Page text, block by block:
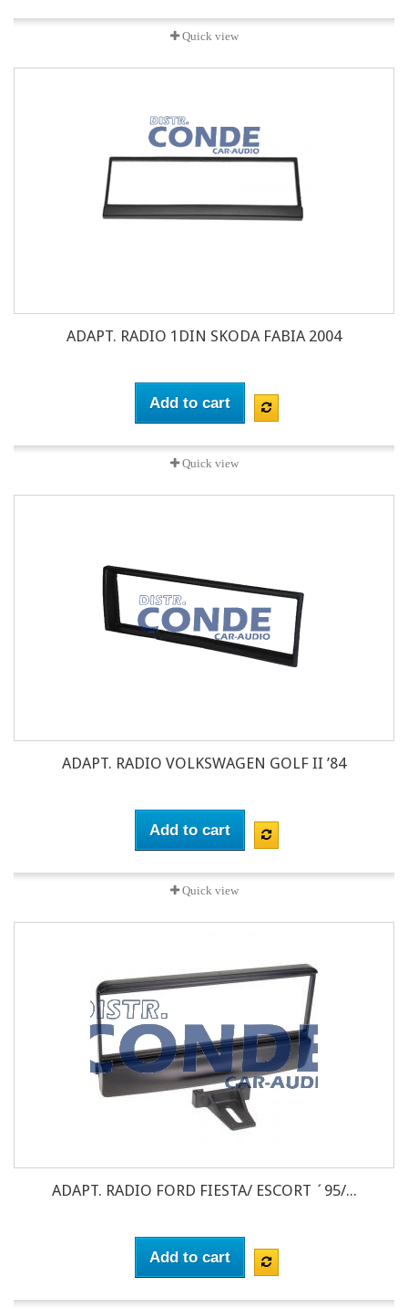
Quick view
ADAPT. RADIO 1DIN SKODA FABIA 2004
Add to cart
Quick view
ADAPT. RADIO VOLKSWAGEN GOLF II ’84
Add to cart
Quick view
ADAPT. RADIO FORD FIESTA/ ESCORT ´95/...
Add to cart